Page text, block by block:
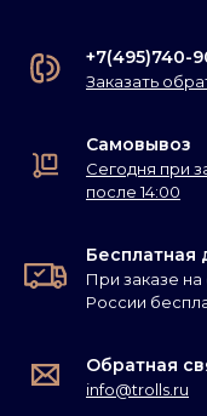
+7(495)740-
Заказать
Самовывоз
Сегодня при
после 14:00
Бесплатная
При заказе
России
Обратная
info@trolls.ru